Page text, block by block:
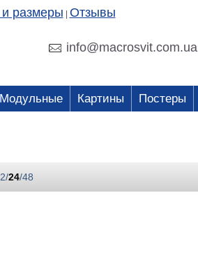
размеры Отзывы
info@macrosvit.com.ua
Модульные Картины Постеры
/24/48